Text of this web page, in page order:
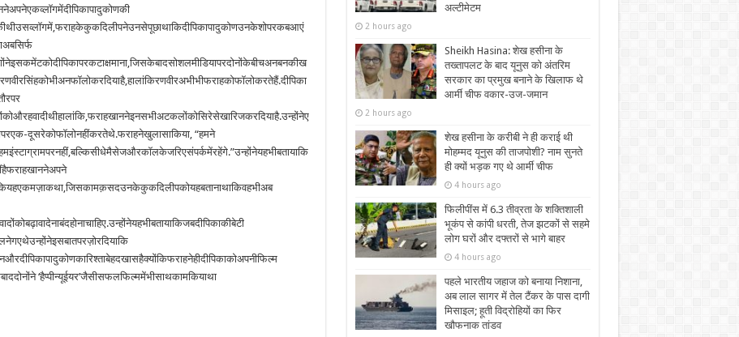
दूसरेकोफॉलोनहींकरतेथे.फराहनेखुलासाकिया, “हमने
‘हैप्पीन्यूईयर’जैसीसफलफिल्ममेंभीसाथकामकियाथा
अल्टीमेटम
2 hours ago
Sheikh Hasina: शेख हसीना के
तख्तापलट के बाद यूनुस को अंतरिम
सरकार का प्रमुख बनाने के खिलाफ थे
आर्मी चीफ वकार-उज-जमान
2 hours ago
शेख हसीना के करीबी ने ही कराई थी
मोहम्मद यूनुस की ताजपोशी? नाम सुनते
ही क्यों भड़क गए थे आर्मी चीफ
4 hours ago
फिलीपींस में 6.3 तीव्रता के शक्तिशाली
भूकंप से कांपी धरती, तेज झटकों से सहमे
लोग घरों और दफ्तरों से भागे बाहर
4 hours ago
पहले भारतीय जहाज को बनाया निशाना,
अब लाल सागर में तेल टैंकर के पास दागी
मिसाइल; हूती विद्रोहियों का फिर
खौफनाक तांडव